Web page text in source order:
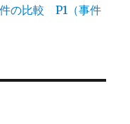
の比較 P1（事件